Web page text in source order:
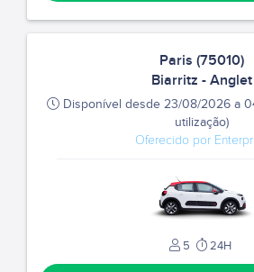
Paris (75010)
Biarritz - Anglet
Disponível desde 23/08/2026 a
utilização)
Oferecido por
5 24H